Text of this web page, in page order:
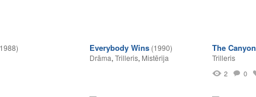
Everybody Wins (1990)
Drāma, Trilleris, Mistērija
The Canyon
Trilleris
2 0